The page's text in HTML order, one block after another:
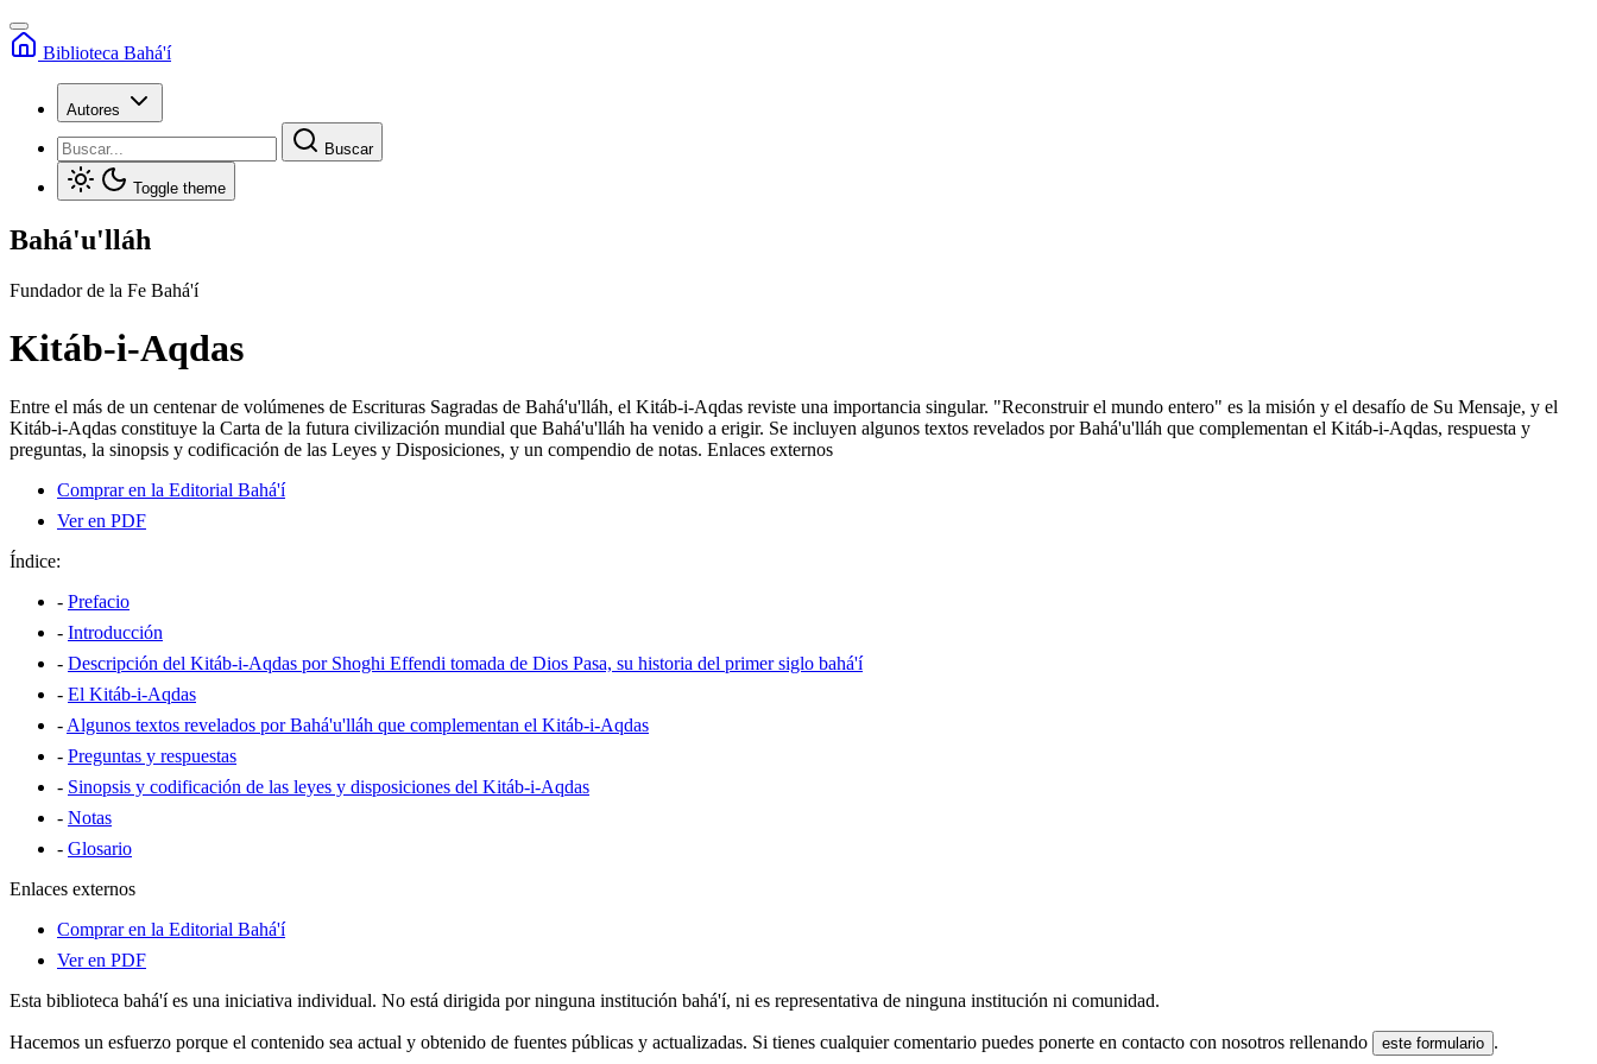
Biblioteca Bahá'í
Autores
Buscar
Toggle theme
Bahá'u'lláh
Fundador de la Fe Bahá'í
Kitáb-i-Aqdas
Entre el más de un centenar de volúmenes de Escrituras Sagradas de Bahá'u'lláh, el Kitáb-i-Aqdas reviste una importancia singular. "Reconstruir el mundo entero" es la misión y el desafío de Su Mensaje, y el
Kitáb-i-Aqdas constituye la Carta de la futura civilización mundial que Bahá'u'lláh ha venido a erigir. Se incluyen algunos textos revelados por Bahá'u'lláh que complementan el Kitáb-i-Aqdas, respuesta y
preguntas, la sinopsis y codificación de las Leyes y Disposiciones, y un compendio de notas. Enlaces externos
Comprar en la Editorial Bahá'í
Ver en PDF
Índice:
- Prefacio
- Introducción
- Descripción del Kitáb-i-Aqdas por Shoghi Effendi tomada de Dios Pasa, su historia del primer siglo bahá'í
- El Kitáb-i-Aqdas
- Algunos textos revelados por Bahá'u'lláh que complementan el Kitáb-i-Aqdas
- Preguntas y respuestas
- Sinopsis y codificación de las leyes y disposiciones del Kitáb-i-Aqdas
- Notas
- Glosario
Enlaces externos
Comprar en la Editorial Bahá'í
Ver en PDF
Esta biblioteca bahá'í es una iniciativa individual. No está dirigida por ninguna institución bahá'í, ni es representativa de ninguna institución ni comunidad.
Hacemos un esfuerzo porque el contenido sea actual y obtenido de fuentes públicas y actualizadas. Si tienes cualquier comentario puedes ponerte en contacto con nosotros rellenando este formulario .